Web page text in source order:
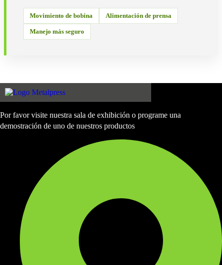
Movimiento de bobina Alimentación de prensa
Manejo más seguro
Por favor visite nuestra sala de exhibición o programe una
demostración de uno de nuestros productos